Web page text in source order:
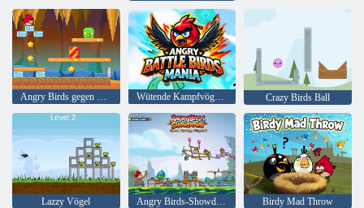
Angry Birds gegen Green Pig Wütende Kampfvögel Manie Crazy Birds Ball
Lazzy Vögel Angry Birds-Showdown Birdy Mad Throw